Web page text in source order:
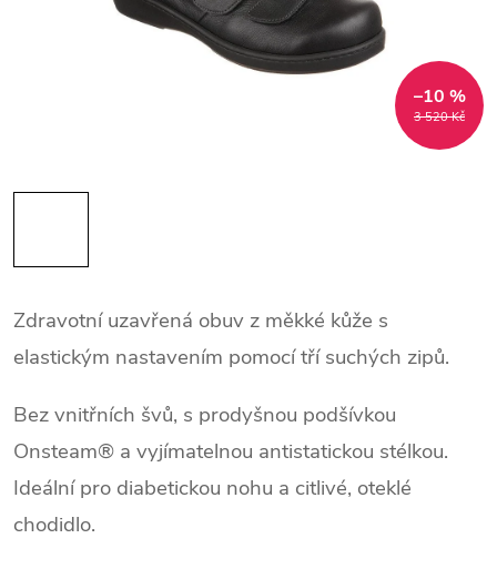
3 520 Kč
–10 %
Zdravotní uzavřená obuv z měkké kůže s
elastickým nastavením pomocí tří suchých zipů.
Bez vnitřních švů, s prodyšnou podšívkou
Onsteam® a vyjímatelnou antistatickou stélkou.
Ideální pro diabetickou nohu a citlivé, oteklé
chodidlo.